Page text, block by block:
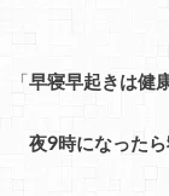
「早寝早起きは健
夜9時になったら